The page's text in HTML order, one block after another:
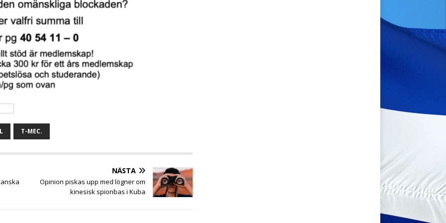
T-MEC.
NÄSTA
Opinion piskas upp med lögner om
kinesisk spionbas i Kuba